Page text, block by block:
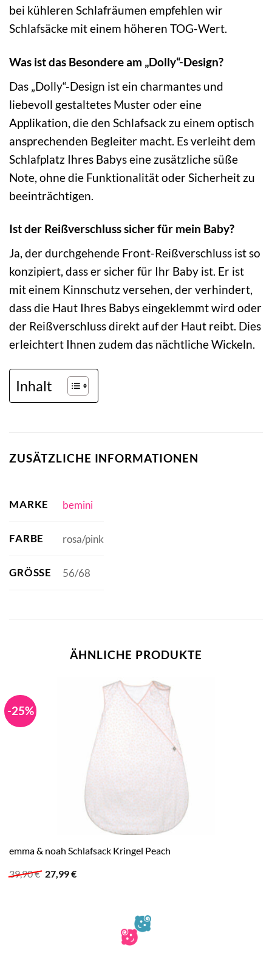
bei kühleren Schlafräumen empfehlen wir
Schlafsäcke mit einem höheren TOG-Wert.
Was ist das Besondere am „Dolly“-Design?
Das „Dolly“-Design ist ein charmantes und
liebevoll gestaltetes Muster oder eine
Applikation, die den Schlafsack zu einem optisch
ansprechenden Begleiter macht. Es verleiht dem
Schlafplatz Ihres Babys eine zusätzliche süße
Note, ohne die Funktionalität oder Sicherheit zu
beeinträchtigen.
Ist der Reißverschluss sicher für mein Baby?
Ja, der durchgehende Front-Reißverschluss ist so
konzipiert, dass er sicher für Ihr Baby ist. Er ist
mit einem Kinnschutz versehen, der verhindert,
dass die Haut Ihres Babys eingeklemmt wird oder
der Reißverschluss direkt auf der Haut reibt. Dies
erleichtert Ihnen zudem das nächtliche Wickeln.
Inhalt
ZUSÄTZLICHE INFORMATIONEN
MARKE bemini
FARBE rosa/pink
GRÖSSE 56/68
ÄHNLICHE PRODUKTE
-25%
emma & noah Schlafsack Kringel Peach
39,90€ Ursprünglicher
Preis
27,99€Aktueller